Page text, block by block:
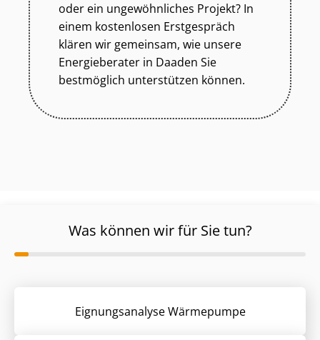
oder ein ungewöhnliches Projekt? In
einem kostenlosen Erstgespräch
klären wir gemeinsam, wie unsere
Energieberater in Daaden Sie
bestmöglich unterstützen können.
Was können wir für Sie tun?
Eignungsanalyse Wärmepumpe